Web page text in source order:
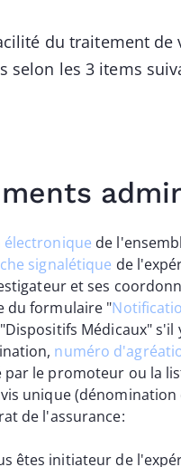
du traitement
selon les 3 items
électronique de
signalétique de
et ses
du formulaire "
Médicaux"
numéro
par le promoteur ou la
unique
de l'assurance:
êtes initiateur de